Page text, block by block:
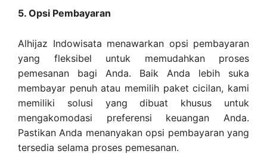
5. Opsi Pembayaran
Alhijaz Indowisata menawarkan opsi pembayaran
yang fleksibel untuk memudahkan proses
pemesanan bagi Anda. Baik Anda lebih suka
membayar penuh atau memilih paket cicilan, kami
memiliki solusi yang dibuat khusus untuk
mengakomodasi preferensi keuangan Anda.
Pastikan Anda menanyakan opsi pembayaran yang
tersedia selama proses pemesanan.